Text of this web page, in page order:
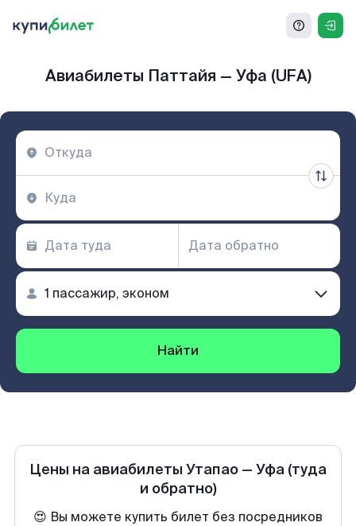
Авиабилеты Паттайя — Уфа (UFA)
Найти
Цены на авиабилеты Утапао — Уфа (туда
и обратно)
😍 Вы можете купить билет без посредников